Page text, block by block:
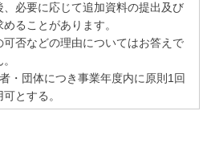
必要に応じて追加資料の提出及び
ることがあります。
否などの理由についてはお答えで
・団体につき事業年度内に原則1回
とする。